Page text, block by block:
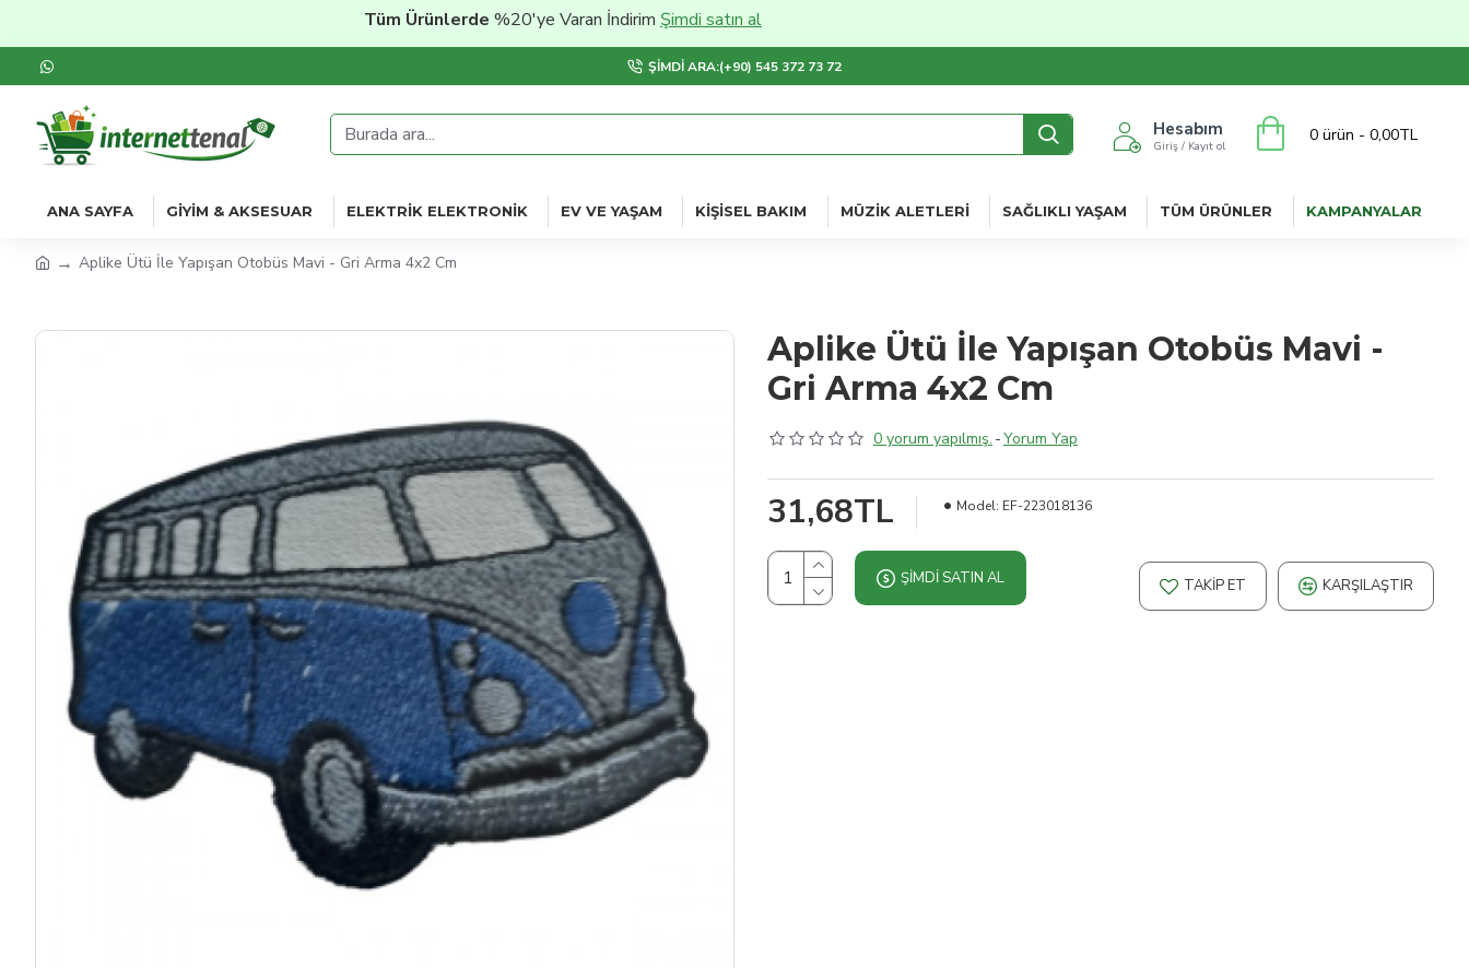
Tüm Ürünlerde%20'ye Varan İndirimŞimdi satın al
ŞIMDI ARA:(+90) 545 372 73 72
Hesabım
Giriş / Kayıt ol
0 ürün - 0,00TL
ANA SAYFA GIYIM & AKSESUAR ELEKTRIK ELEKTRONIK EV VE YAŞAM KIŞISEL BAKIM MÜZIK ALETLERI SAĞLIKLI YAŞAM TÜM ÜRÜNLER KAMPANYALAR
Aplike Ütü İle Yapışan Otobüs Mavi - Gri Arma 4x2 Cm
Aplike Ütü İle Yapışan Otobüs Mavi -
Gri Arma 4x2 Cm
0 yorum yapılmış. -Yorum Yap
31,68TL Model: EF-223018136
ŞIMDI SATIN AL TAKIP ET KARŞILAŞTIR